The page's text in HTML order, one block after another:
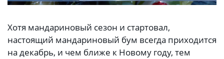
Хотя мандариновый сезон и стартовал,
настоящий мандариновый бум всегда приходится
на декабрь, и чем ближе к Новому году, тем